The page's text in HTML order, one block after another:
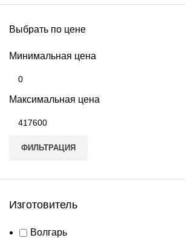
Выбрать по цене
Минимальная цена
Максимальная цена
ФИЛЬТРАЦИЯ
Изготовитель
Волгарь